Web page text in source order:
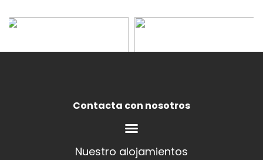
Contacta con nosotros
Nuestro alojamientos